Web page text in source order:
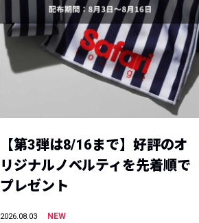
【第3弾は8/16まで】好評のオ
リジナルノベルティを先着順で
プレゼント
2026.08.03
NEW